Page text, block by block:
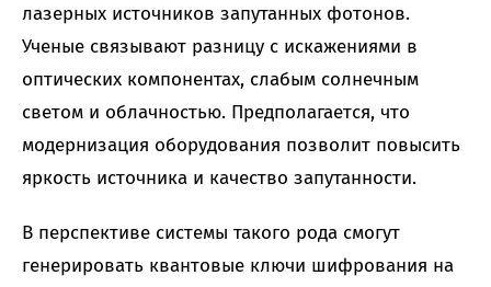
лазерных источников запутанных фотонов.
Ученые связывают разницу с искажениями в
оптических компонентах, слабым солнечным
светом и облачностью. Предполагается, что
модернизация оборудования позволит повысить
яркость источника и качество запутанности.
В перспективе системы такого рода смогут
генерировать квантовые ключи шифрования на